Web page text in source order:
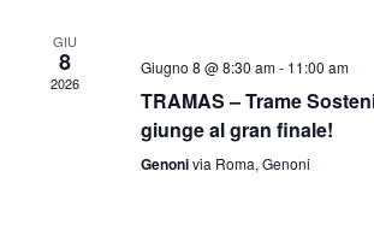
GIU
8
2026
Giugno 8 @ 8:30 am- 11:00 am
TRAMAS – Trame
giunge al gran finale!
Genonivia Roma, Genoni